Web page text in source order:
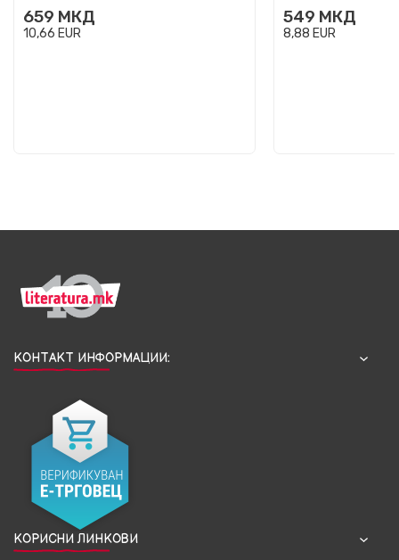
659 МКД
10,66 EUR
549 МКД
8,88 EUR
КОНТАКТ ИНФОРМАЦИИ:
КОРИСНИ ЛИНКОВИ